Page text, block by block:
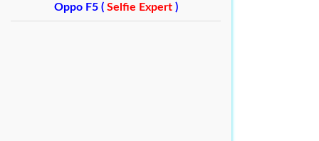
Oppo F5 ( Selfie Expert)